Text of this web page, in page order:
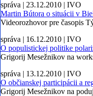
správa | 23.12.2010 | IVO
Martin Bútora o situácii v
Videorozhovor pre časopis
správa | 16.12.2010 | IVO
O populistickej politike
Grigorij Mesežnikov na
správa | 13.12.2010 | IVO
O občianskej participácii a
Grigorij Mesežnikov na